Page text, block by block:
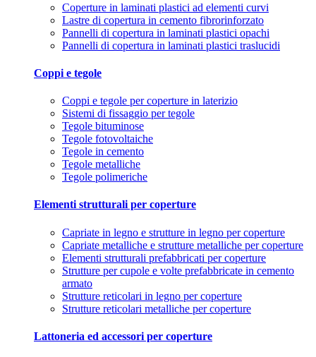
Coperture in laminati plastici ad elementi curvi
Lastre di copertura in cemento fibrorinforzato
Pannelli di copertura in laminati plastici opachi
Pannelli di copertura in laminati plastici traslucidi
Coppi e tegole
Coppi e tegole per coperture in laterizio
Sistemi di fissaggio per tegole
Tegole bituminose
Tegole fotovoltaiche
Tegole in cemento
Tegole metalliche
Tegole polimeriche
Elementi strutturali per coperture
Capriate in legno e strutture in legno per coperture
Capriate metalliche e strutture metalliche per coperture
Elementi strutturali prefabbricati per coperture
Strutture per cupole e volte prefabbricate in cemento
armato
Strutture reticolari in legno per coperture
Strutture reticolari metalliche per coperture
Lattoneria ed accessori per coperture